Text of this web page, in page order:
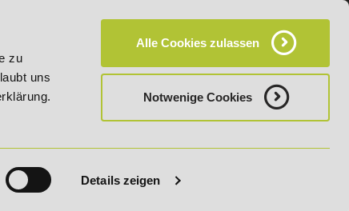
zu
uns
Details zeigen
Alle Cookies zulassen
Notwenige Cookies
HÄUFIG GESTELLTE FRAGEN (FAQ) CAMPUS
- Bildungsroute! 20% Rabatt bis 03.09.2026 -
S V